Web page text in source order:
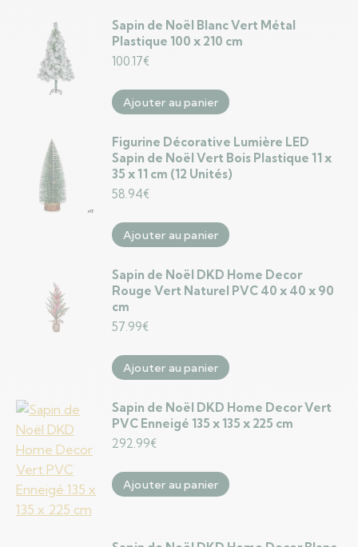
Sapin de Noël Blanc Vert Métal
Plastique 100 x 210 cm
100.17€
Ajouter au panier
Figurine Décorative Lumière LED
Sapin de Noël Vert Bois Plastique 11 x
35 x 11 cm (12 Unités)
58.94€
Ajouter au panier
Sapin de Noël DKD Home Decor
Rouge Vert Naturel PVC 40 x 40 x 90
cm
57.99€
Ajouter au panier
Sapin de Noël DKD Home Decor Vert
PVC Enneigé 135 x 135 x 225 cm
292.99€
Ajouter au panier